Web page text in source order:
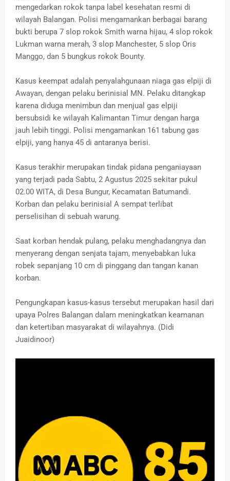
mengedarkan rokok tanpa label kesehatan resmi di
wilayah Balangan. Polisi mengamankan berbagai barang
bukti berupa 7 slop rokok Smith warna hijau, 4 slop rokok
Lukman warna merah, 3 slop Manchester, 5 slop Oris
Manggo, dan 5 bungkus rokok Bounty.
Kasus keempat adalah penyalahgunaan niaga gas elpiji di
Awayan, dengan pelaku berinisial MN. Pelaku ditangkap
karena diduga menimbun dan menjual gas elpiji
bersubsidi ke wilayah Kalimantan Timur dengan harga
jauh lebih tinggi. Polisi mengamankan 161 tabung gas
elpiji, yang hanya 45 di antaranya berisi.
Kasus terakhir merupakan tindak pidana penganiayaan
yang terjadi pada Sabtu, 2 Agustus 2025 sekitar pukul
02.00 WITA, di Desa Bungur, Kecamatan Batumandi.
Korban dan pelaku berinisial A sempat terlibat
perselisihan di sebuah warung.
Saat korban hendak pulang, pelaku menghadangnya dan
menyerang dengan senjata tajam, menyebabkan luka
robek sepanjang 10 cm di pinggang dan tangan kanan
korban.
Pengungkapan kasus-kasus tersebut merupakan hasil dari
upaya Polres Balangan dalam meningkatkan keamanan
dan ketertiban masyarakat di wilayahnya. (Didi
Juaidinoor)